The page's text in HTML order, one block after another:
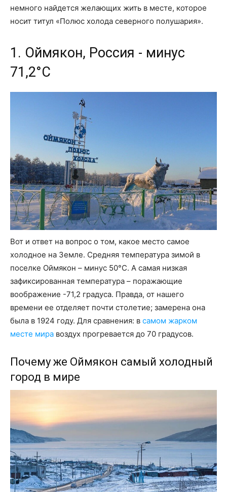
немного найдется желающих жить в месте, которое
носит титул «Полюс холода северного полушария».
1. Оймякон, Россия - минус
71,2°C
Вот и ответ на вопрос о том, какое место самое
холодное на Земле. Средняя температура зимой в
поселке Оймякон – минус 50°C. А самая низкая
зафиксированная температура – поражающие
воображение -71,2 градуса. Правда, от нашего
времени ее отделяет почти столетие; замерена она
была в 1924 году. Для сравнения: в самом жарком
месте мира воздух прогревается до 70 градусов.
Почему же Оймякон самый холодный
город в мире